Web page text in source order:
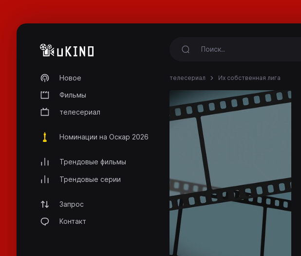
Новое
Фильмы
телесериал
Номинации на Оскар 2026
Трендовые фильмы
Трендовые серии
Запрос
Контакт
телесериал Их собственная лига